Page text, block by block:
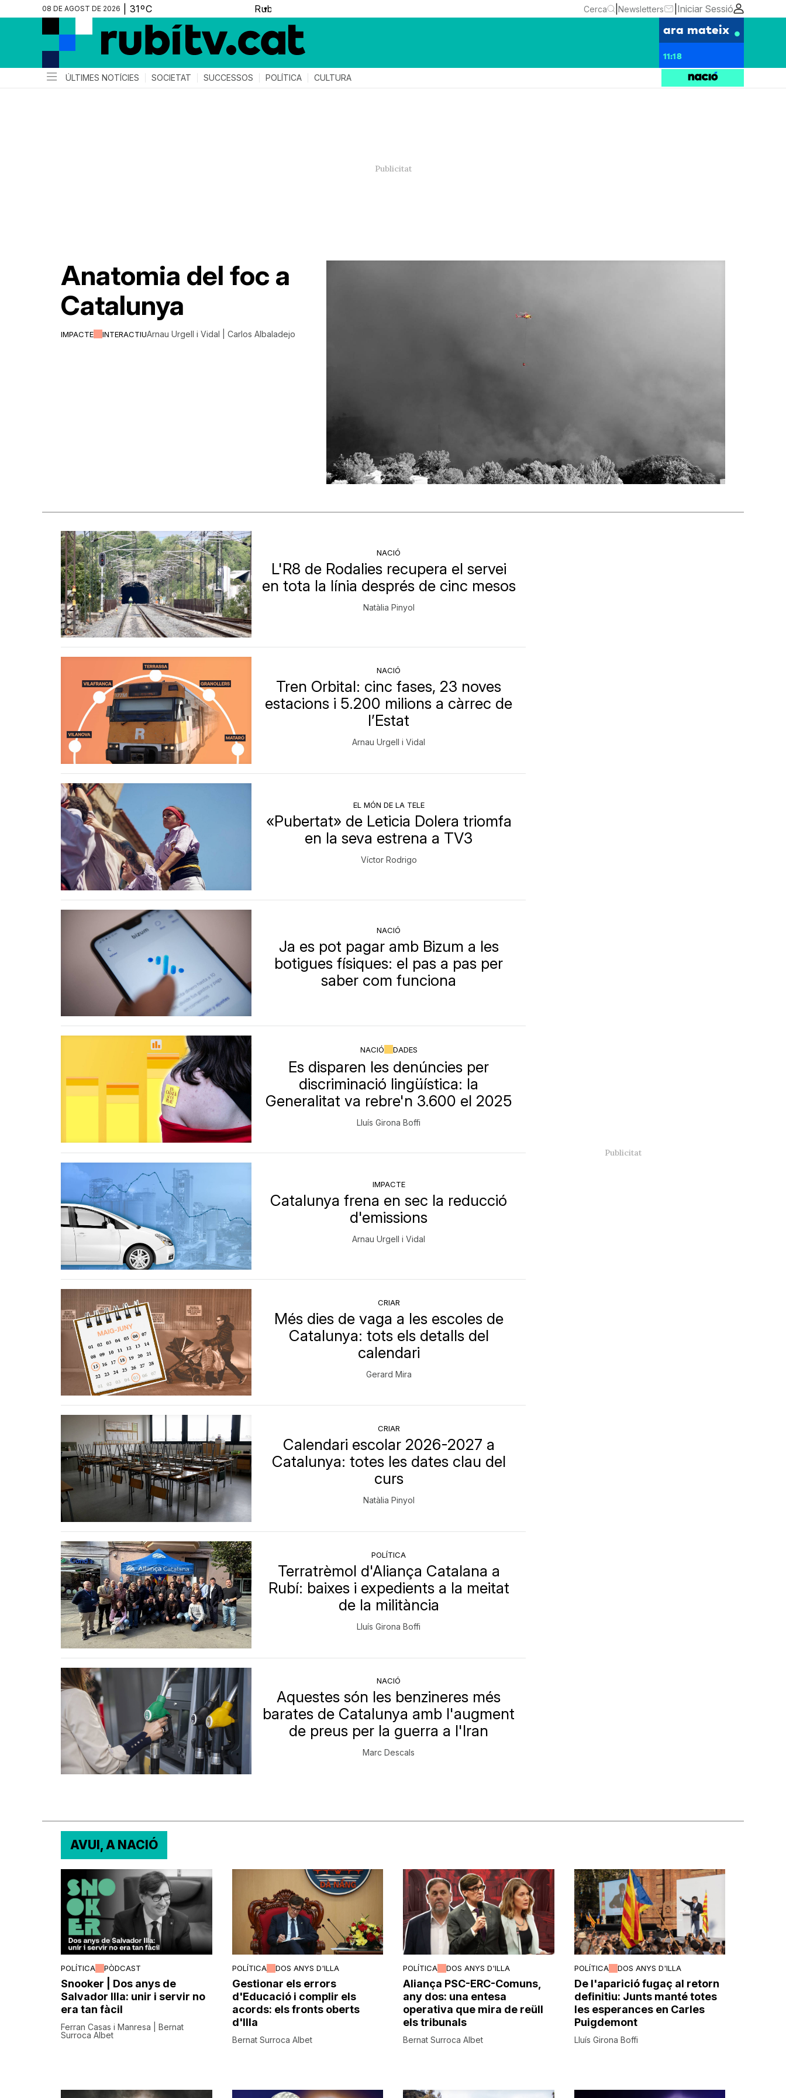
08 DE AGOST DE 2026 ▼ Cerca Newsletters Iniciar Sessió
ara mateix
11:18
ÚLTIMES NOTÍCIES SOCIETAT SUCCESSOS POLÍTICA CULTURA
IMPACTE INTERACTIU
Anatomia del foc a
Catalunya
Arnau Urgell i Vidal | Carlos Albaladejo
NACIÓ
L'R8 de Rodalies recupera el servei
en tota la línia després de cinc mesos
Natàlia Pinyol
NACIÓ
Tren Orbital: cinc fases, 23 noves
estacions i 5.200 milions a càrrec de
l’Estat
Arnau Urgell i Vidal
EL MÓN DE LA TELE
«Pubertat» de Leticia Dolera triomfa
en la seva estrena a TV3
Víctor Rodrigo
NACIÓ
Ja es pot pagar amb Bizum a les
botigues físiques: el pas a pas per
saber com funciona
NACIÓ DADES
Es disparen les denúncies per
discriminació lingüística: la
Generalitat va rebre'n 3.600 el 2025
Lluís Girona Boffi
IMPACTE
Catalunya frena en sec la reducció
d'emissions
Arnau Urgell i Vidal
CRIAR
Més dies de vaga a les escoles de
Catalunya: tots els detalls del
calendari
Gerard Mira
CRIAR
Calendari escolar 2026-2027 a
Catalunya: totes les dates clau del
curs
Natàlia Pinyol
POLÍTICA
Terratrèmol d'Aliança Catalana a
Rubí: baixes i expedients a la meitat
de la militància
Lluís Girona Boffi
NACIÓ
Aquestes són les benzineres més
barates de Catalunya amb l'augment
de preus per la guerra a l'Iran
Marc Descals
AVUI, A NACIÓ
POLÍTICA PÒDCAST
Snooker | Dos anys de
Salvador Illa: unir i servir no
era tan fàcil
Ferran Casas i Manresa | Bernat
Surroca Albet
POLÍTICA DOS ANYS D'ILLA
Gestionar els errors
d'Educació i complir els
acords: els fronts oberts
d'Illa
Bernat Surroca Albet
POLÍTICA DOS ANYS D'ILLA
Aliança PSC-ERC-Comuns,
any dos: una entesa
operativa que mira de reüll
els tribunals
Bernat Surroca Albet
POLÍTICA DOS ANYS D'ILLA
De l'aparició fugaç al retorn
definitiu: Junts manté totes
les esperances en Carles
Puigdemont
Lluís Girona Boffi